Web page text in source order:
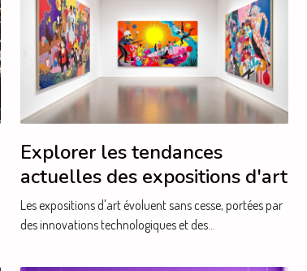
Explorer les tendances
actuelles des expositions d'art
Les expositions d'art évoluent sans cesse, portées par
des innovations technologiques et des...